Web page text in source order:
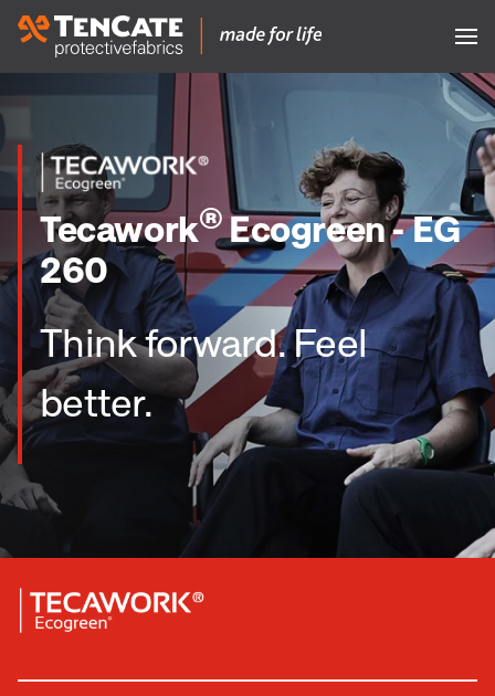
Tecawork®Ecogreen - EG
260
Think forward. Feel
better.